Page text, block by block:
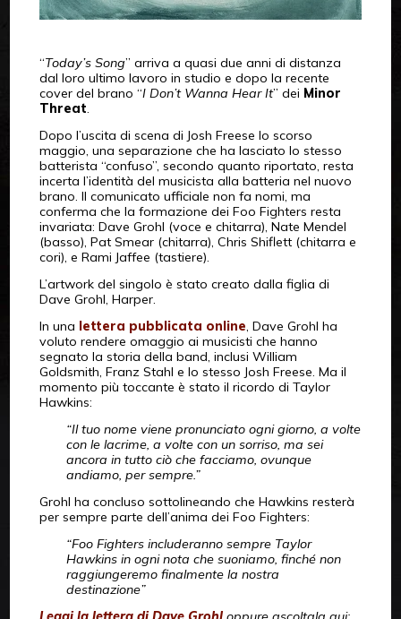
“Today’s Song” arriva a quasi due anni di distanza
dal loro ultimo lavoro in studio e dopo la recente
cover del brano “I Don’t Wanna Hear It” dei Minor
Threat
Dopo l’uscita di scena di Josh Freese lo scorso
maggio, una separazione che ha lasciato lo stesso
batterista “confuso”, secondo quanto riportato, resta
incerta l’identità del musicista alla batteria nel nuovo
brano. Il comunicato ufficiale non fa nomi, ma
conferma che la formazione dei Foo Fighters resta
invariata: Dave Grohl (voce e chitarra), Nate Mendel
(basso), Pat Smear (chitarra), Chris Shiflett (chitarra e
cori), e Rami Jaffee (tastiere).
L’artwork del singolo è stato creato dalla figlia di
Dave Grohl, Harper.
In una lettera pubblicata online , Dave Grohl ha
voluto rendere omaggio ai musicisti che hanno
segnato la storia della band, inclusi William
Goldsmith, Franz Stahl e lo stesso Josh Freese. Ma il
momento più toccante è stato il ricordo di Taylor
Hawkins:
“Il tuo nome viene pronunciato ogni giorno, a volte
con le lacrime, a volte con un sorriso, ma sei
ancora in tutto ciò che facciamo, ovunque
andiamo, per sempre.”
Grohl ha concluso sottolineando che Hawkins resterà
per sempre parte dell’anima dei Foo Fighters:
“Foo Fighters includeranno sempre Taylor
Hawkins in ogni nota che suoniamo, finché non
raggiungeremo finalmente la nostra
destinazione”